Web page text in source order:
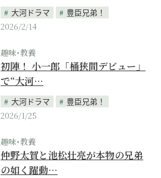
大河ドラマ
豊臣兄弟！
2026/2/14
趣味･教養
初陣！ 小一郎「桶狭間デビュー」
で“大河…
大河ドラマ
豊臣兄弟！
2026/1/25
趣味･教養
仲野太賀と池松壮亮が本物の兄弟
の如く躍動…